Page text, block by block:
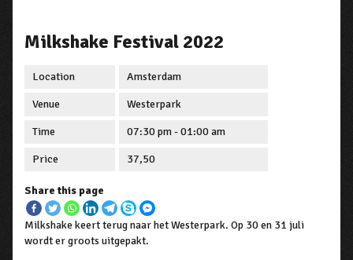
Milkshake Festival 2022
Location Amsterdam
Venue Westerpark
Time 07:30 pm - 01:00 am
Price 37,50
Share this page
Milkshake keert terug naar het Westerpark. Op 30 en 31 juli
wordt er groots uitgepakt.